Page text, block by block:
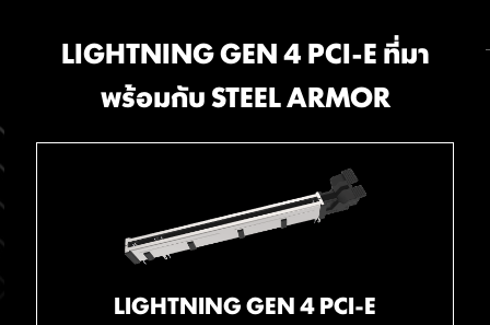
ที่จะมอบประโยชน์จากความเข้ากันได้ที่ยอดเยี่ยมและ
ประสบการณ์การใช้งานที่ไร้กังวล ด้วยความทุ่มเทอย่างแท้จริง
ในด้านประสิทธิภาพ ทีมวิจัยและพัฒนาของเราได้ทำให้แน่ใจว่า
ทุกอย่างทำงานได้ตามที่ตั้งใจไว้เมื่อใช้ Microsoft
Windows เวอร์ชันล่าสุดร่วมกับผลิตภัณฑ์ของ MSI
* โปรดตรวจสอบให้แน่ใจว่าคุณได้นำสิ่งที่ไม่จำเป็นต่อการติดตั้งออก
เมื่อคุณต้องการติดตั้งเมนบอร์ดเข้ากับเคส
MEMORY
BIOS & SOFTWARE
LIGHTNING GEN 4 PCI-E ที่มา
พร้อมกับ STEEL ARMOR
LIGHTNING GEN 4 PCI-E
หน่วยความจำแบบ DDR4
ด้วยเทคโนโลยี MSI Memory Boost และการออกแบบเลย์
MSI CENTER
MSI Center แอปพลิเคชั่นล่าสุดจาก MSI ที่รวมเอายูทิลิตี้